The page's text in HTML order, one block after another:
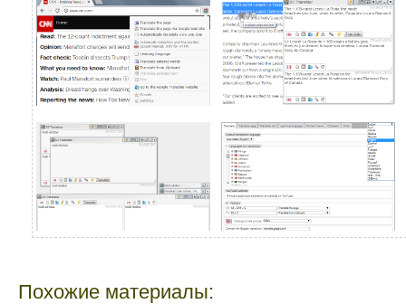
Похожие материалы: